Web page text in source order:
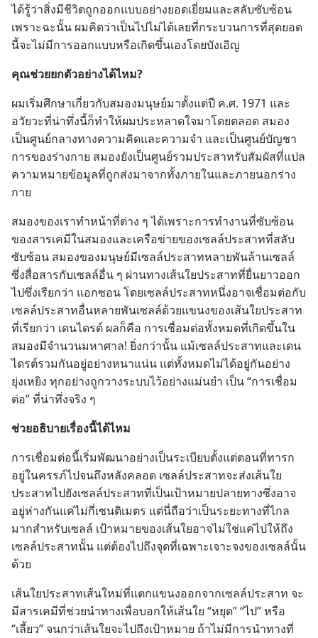
ได้​รู้​ว่า​สิ่ง​มี​ชีวิต​ถูก​ออก​แบบ​อย่าง​ยอด​เยี่ยม​และ​สลับ​ซับซ้อน
เพราะ​ฉะนั้น ผม​คิด​ว่า​เป็น​ไป​ไม่​ได้​เลย​ที่​กระบวนการ​ที่​สุด​ยอด​
นี้​จะ​ไม่​มี​การ​ออก​แบบ​หรือ​เกิด​ขึ้น​เอง​โดย​บังเอิญ
คุณ​ช่วย​ยก​ตัว​อย่าง​ได้​ไหม?
ผม​เริ่ม​ศึกษา​เกี่ยว​กับ​สมอง​มนุษย์​มา​ตั้ง​แต่​ปี ค.ศ. 1971 และ​
อวัยวะ​ที่​น่า​ทึ่ง​นี้​ก็​ทำ​ให้​ผม​ประหลาด​ใจ​มา​โดย​ตลอด สมอง​
เป็น​ศูนย์กลาง​ทาง​ความ​คิด​และ​ความ​จำ และ​เป็น​ศูนย์​บัญชา​
การ​ของ​ร่าง​กาย สมอง​ยัง​เป็น​ศูนย์​รวม​ประสาท​รับ​สัมผัส​ที่​แปล​
ความ​หมาย​ข้อมูล​ที่​ถูก​ส่ง​มา​จาก​ทั้ง​ภาย​ใน​และ​ภาย​นอก​ร่าง​
กาย
สมอง​ของ​เรา​ทำ​หน้า​ที่​ต่าง ๆ ได้​เพราะ​การ​ทำ​งาน​ที่​ซับซ้อน​
ของ​สาร​เคมี​ใน​สมอง​และ​เครือข่าย​ของ​เซลล์​ประสาท​ที่​สลับ​
ซับซ้อน สมอง​ของ​มนุษย์​มี​เซลล์​ประสาท​หลาย​พัน​ล้าน​เซลล์
ซึ่ง​สื่อสาร​กับ​เซลล์​อื่น ๆ ผ่าน​ทาง​เส้นใย​ประสาท​ที่​ยื่น​ยาว​ออก​
ไป​ซึ่ง​เรียก​ว่า แอก​ซอน โดย​เซลล์​ประสาท​หนึ่ง​อาจ​เชื่อม​ต่อ​กับ​
เซลล์​ประสาท​อื่น​หลาย​พัน​เซลล์​ด้วย​แขนง​ของ​เส้นใย​ประสาท​
ที่​เรียก​ว่า เดนไดรต์ ผล​ก็​คือ การ​เชื่อม​ต่อ​ทั้ง​หมด​ที่​เกิด​ขึ้น​ใน​
สมอง​มี​จำนวน​มหาศาล! ยิ่ง​กว่า​นั้น แม้​เซลล์​ประสาท​และ​เดน
ไดรต์​รวม​กัน​อยู่​อย่าง​หนา​แน่น แต่​ทั้ง​หมด​ไม่​ได้​อยู่​กัน​อย่าง​
ยุ่งเหยิง ทุก​อย่าง​ถูก​วาง​ระบบ​ไว้​อย่าง​แม่นยำ เป็น “การ​เชื่อม​
ต่อ” ที่​น่า​ทึ่ง​จริง ๆ
ช่วย​อธิบาย​เรื่อง​นี้​ได้​ไหม
การ​เชื่อม​ต่อ​นี้​เริ่ม​พัฒนา​อย่าง​เป็น​ระเบียบ​ตั้ง​แต่​ตอน​ที่​ทารก​
อยู่​ใน​ครรภ์​ไป​จน​ถึง​หลัง​คลอด เซลล์​ประสาท​จะ​ส่ง​เส้นใย​
ประสาท​ไป​ยัง​เซลล์​ประสาท​ที่​เป็น​เป้าหมาย​ปลาย​ทาง​ซึ่ง​อาจ​
อยู่​ห่าง​กัน​แค่​ไม่​กี่​เซนติเมตร แต่​นี่​ถือ​ว่า​เป็น​ระยะ​ทาง​ที่​ไกล​
มาก​สำหรับ​เซลล์ เป้าหมาย​ของ​เส้นใย​อาจ​ไม่​ใช่​แค่​ไป​ให้​ถึง​
เซลล์​ประสาท​นั้น แต่​ต้อง​ไป​ถึง​จุด​ที่​เฉพาะ​เจาะจง​ของ​เซลล์​นั้น​
ด้วย
เส้นใย​ประสาท​เส้น​ใหม่​ที่​แตก​แขนง​ออก​จาก​เซลล์​ประสาท จะ​
มี​สาร​เคมี​ที่​ช่วย​นำ​ทาง​เพื่อ​บอก​ให้​เส้นใย “หยุด” “ไป” หรือ
“เลี้ยว” จน​กว่า​เส้นใย​จะ​ไป​ถึง​เป้าหมาย ถ้า​ไม่​มี​การ​นำ​ทาง​ที่​